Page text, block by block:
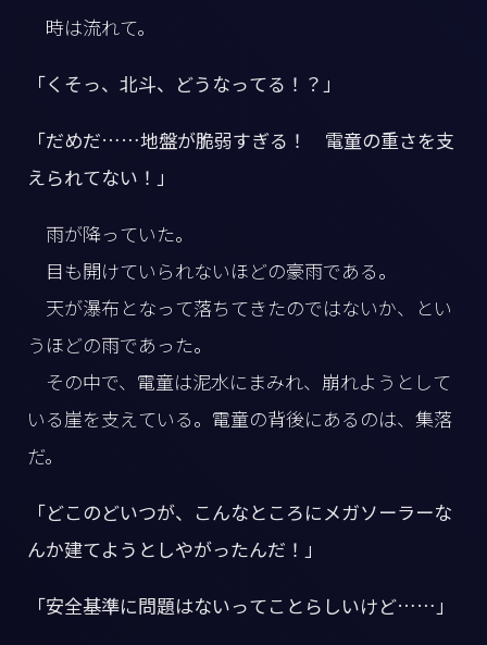
時は流れて。
「くそっ、北斗、どうなってる！？」
「だめだ……地盤が脆弱すぎる！ 電童の重さを支
えられてない！」
雨が降っていた。
目も開けていられないほどの豪雨である。
天が瀑布となって落ちてきたのではないか、とい
うほどの雨であった。
その中で、電童は泥水にまみれ、崩れようとして
いる崖を支えている。電童の背後にあるのは、集落
だ。
「どこのどいつが、こんなところにメガソーラーな
んか建てようとしやがったんだ！」
「安全基準に問題はないってことらしいけど……」